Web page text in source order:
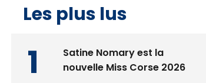
Éclipse du 12 août : la Corse